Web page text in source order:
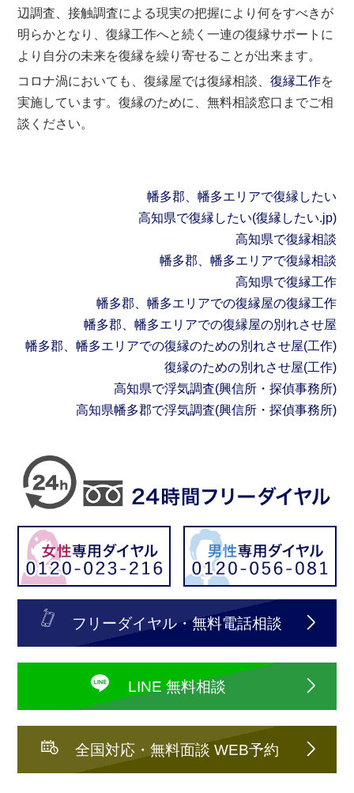
辺調査、接触調査による現実の把握により何をすべきが
明らかとなり、復縁工作へと続く一連の復縁サポートに
より自分の未来を復縁を繰り寄せることが出来ます。
コロナ渦においても、復縁屋では復縁相談、復縁工作を
実施しています。復縁のために、無料相談窓口までご相
談ください。
幡多郡、幡多エリアで復縁したい
高知県で復縁したい(復縁したい.jp)
高知県で復縁相談
幡多郡、幡多エリアで復縁相談
高知県で復縁工作
幡多郡、幡多エリアでの復縁屋の復縁工作
幡多郡、幡多エリアでの復縁屋の別れさせ屋
幡多郡、幡多エリアでの復縁のための別れさせ屋(工作)
復縁のための別れさせ屋(工作)
高知県で浮気調査(興信所・探偵事務所)
高知県幡多郡で浮気調査(興信所・探偵事務所)
フリーダイヤル・無料電話相談
LINE 無料相談
全国対応・無料面談 WEB予約